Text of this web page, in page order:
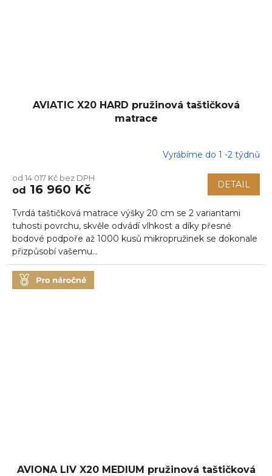
AVIATIC X20 HARD pružinová taštičková
matrace
Vyrábíme do 1 -2 týdnů
od 14 017 Kč bez DPH
od 16 960 Kč DETAIL
Tvrdá taštičková matrace výšky 20 cm se 2 variantami
tuhosti povrchu, skvěle odvádí vlhkost a díky přesné
bodové podpoře až 1000 kusů mikropružinek se dokonale
přizpůsobí vašemu...
AVIONA LIV X20 MEDIUM pružinová taštičková